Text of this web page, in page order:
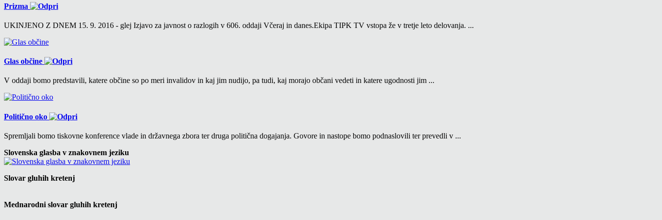
Prizma
UKINJENO Z DNEM 15. 9. 2016 - glej Izjavo za javnost o razlogih v 606. oddaji Včeraj in danes.Ekipa TIPK TV vstopa že v tretje leto delovanja. ...
Glas občine
V oddaji bomo predstavili, katere občine so po meri invalidov in kaj jim nudijo, pa tudi, kaj morajo občani vedeti in katere ugodnosti jim ...
Politično oko
Spremljali bomo tiskovne konference vlade in državnega zbora ter druga politična dogajanja. Govore in nastope bomo podnaslovili ter prevedli v ...
Slovenska glasba v znakovnem jeziku
Slovar gluhih kretenj
Mednarodni slovar gluhih kretenj